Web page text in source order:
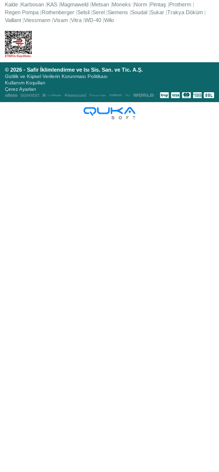
Kalde Karbosan KAS Magmaweld Metsan Moneks Norm Pimtaş
Protherm
Regen Pompa Rothenberger Selsil Serel Siemens Soudal Sukar Trakya Döküm
Vaillant Viessmann Visam Vitra WD-40 Wilo
© 2026 - Safir İklimlendirme ve Isı Sis. San. ve Tic. A.Ş.
Gizlilik ve Kişisel Verilerin Korunması Politikası
Kullanım Koşulları
Çerez Ayarları